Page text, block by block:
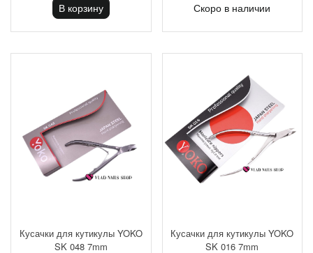
В корзину Скоро в наличии
Кусачки для кутикулы YOKO
SK 048 7mm
Кусачки для кутикулы YOKO
SK 016 7mm